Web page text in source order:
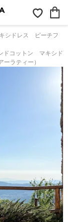
お
気
り
カ
ー
シドレス ピーチフ
ドコットン マキシド
ラティー）